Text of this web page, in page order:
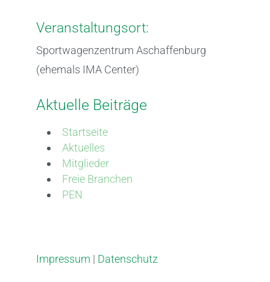
Veranstaltungsort:
Sportwagenzentrum Aschaffenburg
(ehemals IMA Center)
Aktuelle Beiträge
Startseite
Aktuelles
Mitglieder
Freie Branchen
PEN
Impressum | Datenschutz